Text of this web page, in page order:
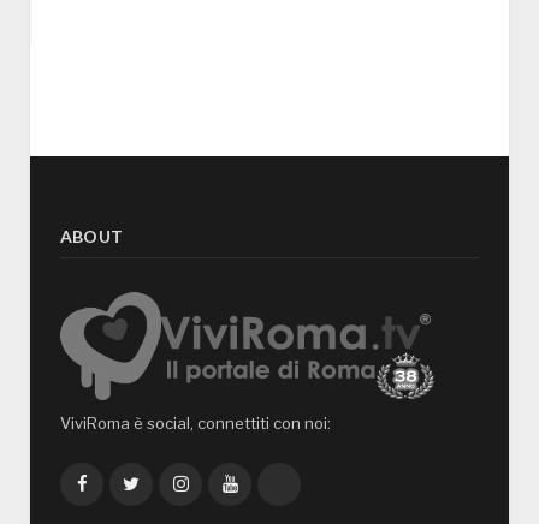
ABOUT
ViviRoma è social, connettiti con noi:
FacebookTwitterInstagramYouTube